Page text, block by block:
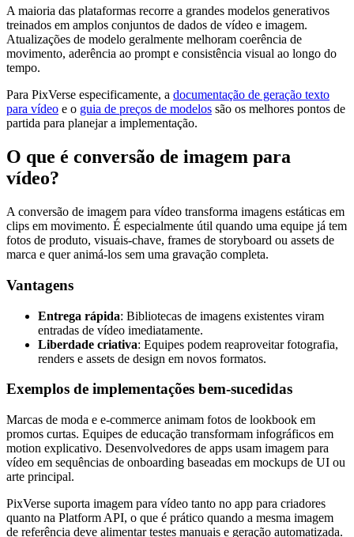
A maioria das plataformas recorre a grandes modelos generativos
treinados em amplos conjuntos de dados de vídeo e imagem.
Atualizações de modelo geralmente melhoram coerência de
movimento, aderência ao prompt e consistência visual ao longo do
tempo.
Para PixVerse especificamente, a documentação de geração texto
para vídeo e o guia de preços de modelos são os melhores pontos de
partida para planejar a implementação.
O que é conversão de imagem para
vídeo?
A conversão de imagem para vídeo transforma imagens estáticas em
clips em movimento. É especialmente útil quando uma equipe já tem
fotos de produto, visuais-chave, frames de storyboard ou assets de
marca e quer animá-los sem uma gravação completa.
Vantagens
Entrega rápida: Bibliotecas de imagens existentes viram
entradas de vídeo imediatamente.
Liberdade criativa: Equipes podem reaproveitar fotografia,
renders e assets de design em novos formatos.
Exemplos de implementações bem-sucedidas
Marcas de moda e e-commerce animam fotos de lookbook em
promos curtas. Equipes de educação transformam infográficos em
motion explicativo. Desenvolvedores de apps usam imagem para
vídeo em sequências de onboarding baseadas em mockups de UI ou
arte principal.
PixVerse suporta imagem para vídeo tanto no app para criadores
quanto na Platform API, o que é prático quando a mesma imagem
de referência deve alimentar testes manuais e geração automatizada.